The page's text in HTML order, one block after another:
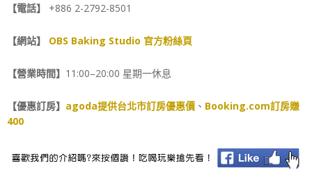
【電話】 +886 2-2792-8501
【網站】 OBS Baking Studio 官方粉絲頁
【營業時間】 11:00–20:00 星期一休息
【優惠訂房】 agoda提供台北市訂房優惠價 、 Booking.com訂房賺
400